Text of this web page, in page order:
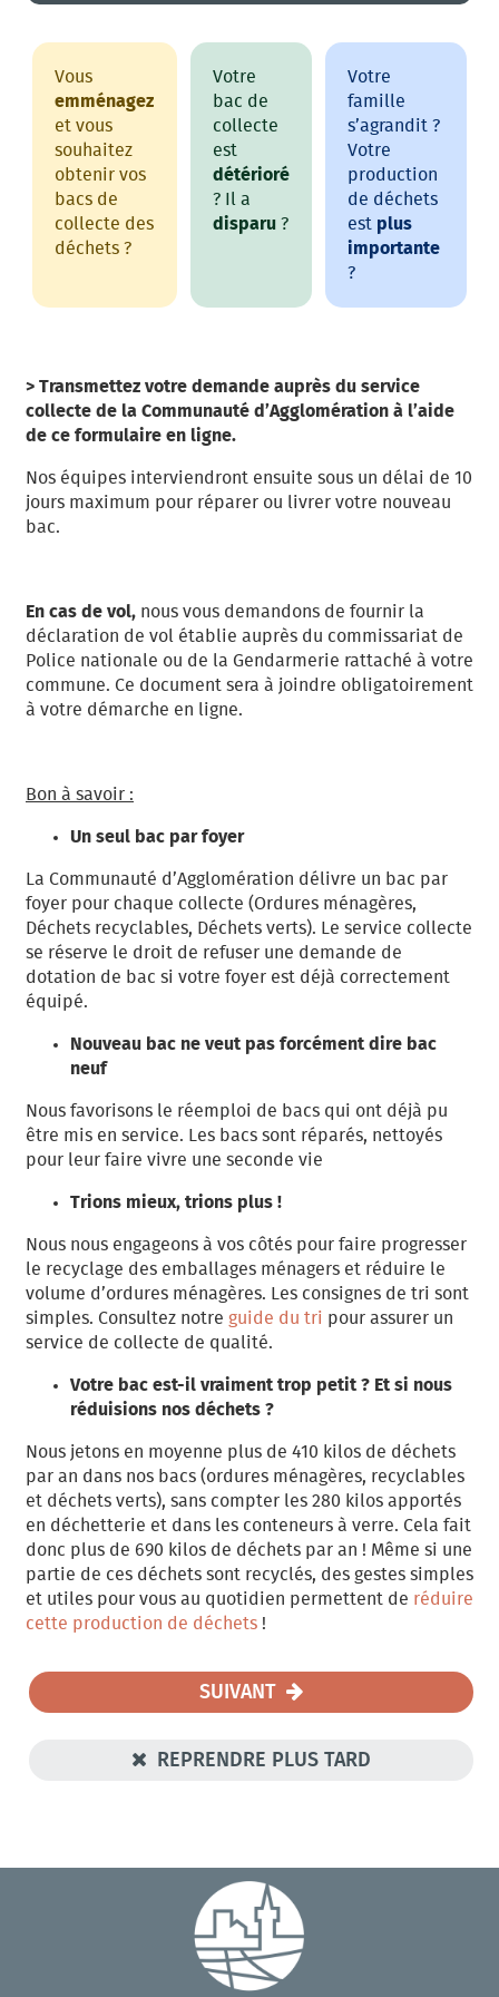
Mobilité
Petite Enfance
Prévention et Accès aux droits
Santé
Sport
Urbanisme
Vous
emménagez
et vous
souhaitez
obtenir vos
bacs de
collecte des
déchets ?
Votre
bac de
collecte
est
détérioré
? Il a
disparu ?
Votre
famille
s’agrandit ?
Votre
production
de déchets
est plus
importante
?
> Transmettez votre demande auprès du service
collecte de la Communauté d’Agglomération à l’aide
de ce formulaire en ligne.
Nos équipes interviendront ensuite sous un délai de 10
jours maximum pour réparer ou livrer votre nouveau
bac.
En cas de vol, nous vous demandons de fournir la
déclaration de vol établie auprès du commissariat de
Police nationale ou de la Gendarmerie rattaché à votre
commune. Ce document sera à joindre obligatoirement
à votre démarche en ligne.
Bon à savoir :
Un seul bac par foyer
La Communauté d’Agglomération délivre un bac par
foyer pour chaque collecte (Ordures ménagères,
Déchets recyclables, Déchets verts). Le service collecte
se réserve le droit de refuser une demande de
dotation de bac si votre foyer est déjà correctement
équipé.
Nouveau bac ne veut pas forcément dire bac
neuf
Nous favorisons le réemploi de bacs qui ont déjà pu
être mis en service. Les bacs sont réparés, nettoyés
pour leur faire vivre une seconde vie
Trions mieux, trions plus !
Nous nous engageons à vos côtés pour faire progresser
le recyclage des emballages ménagers et réduire le
volume d’ordures ménagères. Les consignes de tri sont
simples. Consultez notre guide du tri pour assurer un
service de collecte de qualité.
Votre bac est-il vraiment trop petit ? Et si nous
réduisions nos déchets ?
Nous jetons en moyenne plus de 410 kilos de déchets
par an dans nos bacs (ordures ménagères, recyclables
et déchets verts), sans compter les 280 kilos apportés
en déchetterie et dans les conteneurs à verre. Cela fait
donc plus de 690 kilos de déchets par an ! Même si une
partie de ces déchets sont recyclés, des gestes simples
et utiles pour vous au quotidien permettent de réduire
cette production de déchets !
SUIVANT
REPRENDRE PLUS TARD